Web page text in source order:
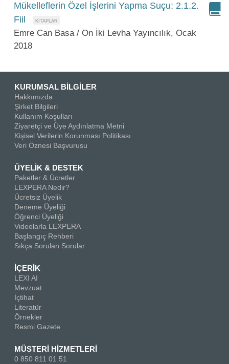
Mükelleflerin Özel İşlerini Yapma Suçu: 2.1.2.
Fiil
Emre Can Basa / On İki Levha Yayıncılık, Ocak
2018
KURUMSAL BİLGİLER
Hakkımızda
Şirket Bilgileri
Kullanım Koşulları
Ziyaretçi ve Üye Aydınlatma Metni
Kişisel Verilerin Korunması Politikası
Veri Öznesi Başvurusu
ÜYELİK & DESTEK
Paketler & Ücretler
LEXPERA Nedir?
Ücretsiz Üyelik
Deneme Üyeliği
Öğrenci Üyeliği
Videolarla LEXPERA
Başlangıç Rehberi
Sıkça Sorulan Sorular
İÇERİK
LEXI AI
Mevzuat
İçtihat
Literatür
Örnekler
Resmi Gazete
MÜSTERİ HİZMETLERİ
0 850 811 01 51